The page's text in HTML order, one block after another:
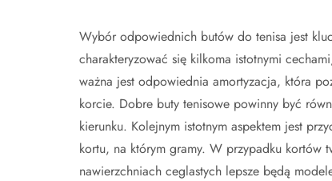
Wybór odpowiednich butów do tenisa jest
charakteryzować się kilkoma istotnymi
ważna jest odpowiednia amortyzacja, która
korcie. Dobre buty tenisowe powinny być
kierunku. Kolejnym istotnym aspektem jest
kortu, na którym gramy. W przypadku kortów
nawierzchniach ceglastych lepsze będą